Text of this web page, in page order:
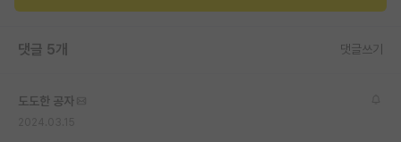
댓글 5개 댓글쓰기
도도한 공자